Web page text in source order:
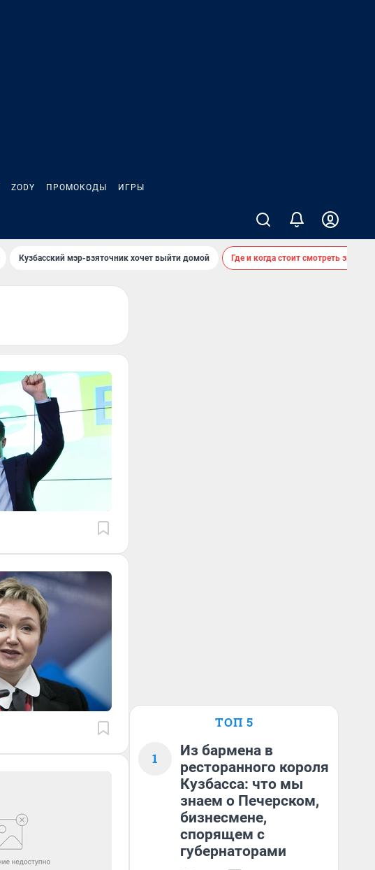
ZODY ПРОМОКОДЫ ИГРЫ
Кузбасский мэр-взяточник хочет выйти домой Где и когда стоит смотреть
ТОП 5
1
Из бармена в
ресторанного короля
Кузбасса: что мы
знаем о Печерском,
бизнесмене,
спорящем с
губернаторами